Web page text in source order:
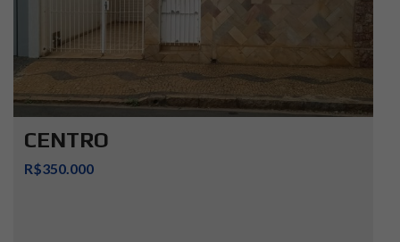
CENTRO
R$350.000